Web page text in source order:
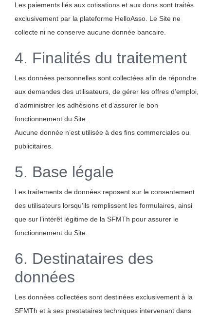
Les paiements liés aux cotisations et aux dons sont traités
exclusivement par la plateforme HelloAsso. Le Site ne
collecte ni ne conserve aucune donnée bancaire.
4. Finalités du traitement
Les données personnelles sont collectées afin de répondre
aux demandes des utilisateurs, de gérer les offres d’emploi,
d’administrer les adhésions et d’assurer le bon
fonctionnement du Site.
Aucune donnée n’est utilisée à des fins commerciales ou
publicitaires.
5. Base légale
Les traitements de données reposent sur le consentement
des utilisateurs lorsqu’ils remplissent les formulaires, ainsi
que sur l’intérêt légitime de la SFMTh pour assurer le
fonctionnement du Site.
6. Destinataires des
données
Les données collectées sont destinées exclusivement à la
SFMTh et à ses prestataires techniques intervenant dans